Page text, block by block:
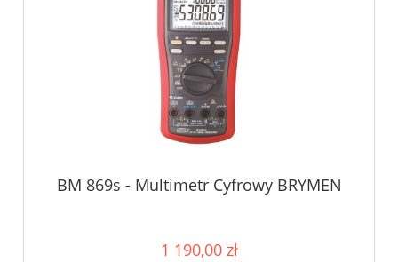
BM 869s - Multimetr Cyfrowy BRYMEN
1 190,00 zł